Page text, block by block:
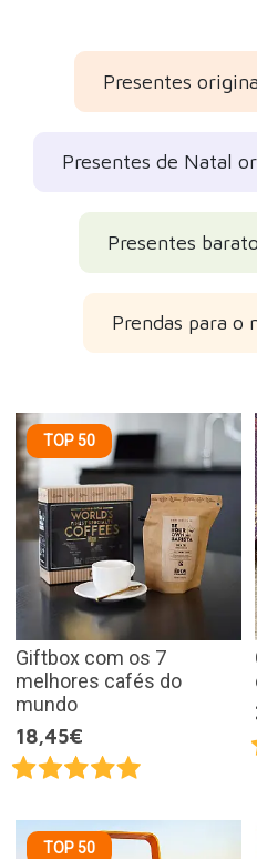
Presentes
Presentes de Natal
Presentes
Prendas para o
TOP 50
Giftbox com os 7
melhores cafés do
mundo
18,45€
TOP 50